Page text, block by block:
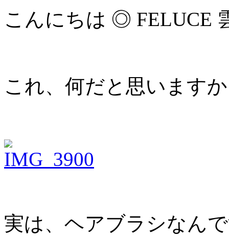
こんにちは ◎ FELUCE
これ、何だと思います
実は、ヘアブラシなん